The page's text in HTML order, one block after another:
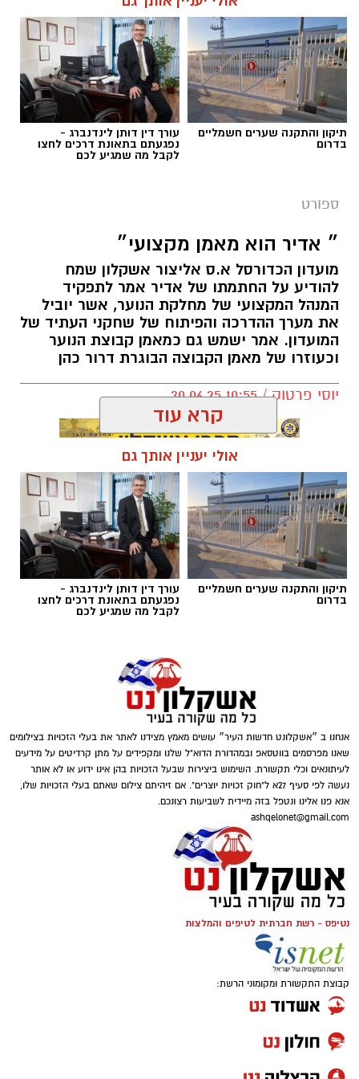
מיליון ש"ח) וביצעה את עסקת הענק עם מרטין
אנדגי בשווי של כ 12 מיליון ש"ח - בואו נזכר
באקזיטים של אשדוד בשנים האחרונות
מנהל האתר / 11:14 15.07.25
תגים:האקזיטים הגדולים של מ.ס אשדוד שמייצרת
ג'קי בן זקן
אפה
אמברוז
– עבר מאשדוד לסלטיק תמורת 1.5 מיליון
אירו שהם כ6 מיליון שקל.
מיכאל אוחנה שהובא לאשדוד לקבוצת
הנוער והמשיך להתפתח בבוגרים של מ.ס – נרכש
על ידי הפועל ב”ש עבור 50% מהכרטיס, אחר כך
ובסה”כ הרוויחה על הקשר סכום
אירו כ6 מיליון שקל.
ב2017 -
תיקון והתקנה שערים חשמליים
בדרום
עורך דין דותן לינדנברג -
נפגעתם בתאונת דרכים לחצו
לקבל מה שמגיע לכם
ספורט
״ אדיר הוא מאמן מקצועי״
מועדון הכדורסל א.ס אליצור אשקלון שמח
להודיע על החתמתו של אדיר אמר לתפקיד
המנהל המקצועי של מחלקת הנוער, אשר יוביל
את מערך ההדרכה והפיתוח של שחקני העתיד של
המועדון. אמר ישמש גם כמאמן קבוצת הנוער
וכעוזרו של מאמן הקבוצה הבוגרת דרור כהן
יוסי פרטוק / 10:55 30.06.25
תגים:״ אדיר הוא מאמן מקצועי״
אליצור אשקלון
אמר, בעל רקע עשיר בתחום האימון ופיתוח
שחקנים, מגיע לא.ס אליצור אשקלון לאחר שצבר
ניסיון רב בנבחרות ישראל ובמחלקות נוער
מהמובילות בארץ.
הוא משמש כמאמן הנבחרות הצעירות של ישראל
בנוסף שימש כעוזר מאמן נבחרת הקדטים, כמאמן
נבחרת נוער עתודה ובשנים האחרונות שימש
של איגוד הכדורסל בווינגט.
בעונה האחרונה אימן אמר את קבוצת הנוער של
בני הרצליה.
קרא עוד
אולי יעניין אותך גם
תיקון והתקנה שערים חשמליים
בדרום
עורך דין דותן לינדנברג -
נפגעתם בתאונת דרכים לחצו
לקבל מה שמגיע לכם
אנחנו ב ״אשקלונט חדשות העיר״ עושים מאמץ מצידנו לאתר את בעלי הזכויות בצילומים
שאנו מפרסמים בווטסאפ ובמהדורת הדוא"ל שלנו ומקפידים על מתן קרדיטים על מידעים
לעיתונאים וכלי תקשורת. השימוש ביצירות שבעל הזכויות בהן אינו ידוע או לא אותר
נעשה לפי סעיף 27א ל"חוק זכויות יוצרים". אם זיהיתם צילום שאתם בעלי הזכויות שלו,
אנא פנו אלינו ונטפל בזה מיידית לשביעות רצונכם.
ashqelonet@gmail.com
נטיפס - רשת חברתית לטיפים והמלצות
קבוצת התקשורת ומקומוני הרשת: